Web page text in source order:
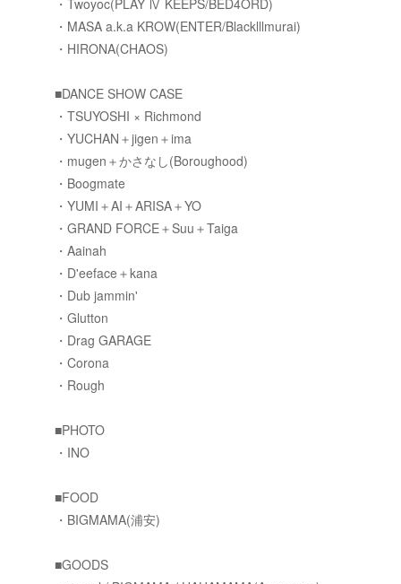
・MASA a.k.a KROW(ENTER/Blacklllmurai)
・HIRONA(CHAOS)
■DANCE SHOW CASE
・TSUYOSHI × Richmond
・YUCHAN＋jigen＋ima
・mugen＋かさなし(Boroughood)
・Boogmate
・YUMI＋AI＋ARISA＋YO
・GRAND FORCE＋Suu＋Taiga
・Aainah
・D'eeface＋kana
・Dub jammin'
・Glutton
・Drag GARAGE
・Corona
・Rough
■PHOTO
・INO
■FOOD
・BIGMAMA(浦安)
■GOODS